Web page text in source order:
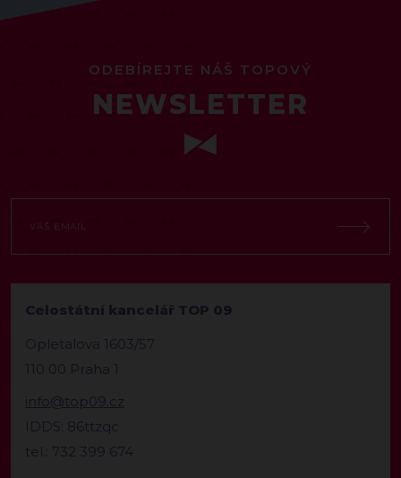
ODEBÍREJTE NÁŠ TOPOVÝ
NEWSLETTER
Celostátní kancelář TOP 09
Opletalova 1603/57
110 00 Praha 1
info@top09.cz
IDDS: 86ttzqc
tel.: 732 399 674